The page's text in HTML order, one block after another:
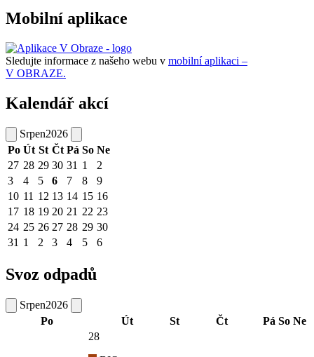
Mobilní aplikace
Sledujte informace z našeho webu v mobilní aplikaci –
V OBRAZE.
Kalendář akcí
Srpen2026
Po Út St Čt Pá So Ne
27 28 29 30 31 1
2
3
4 5 6 7 8
9
10 11 12 13 14 15 16
17 18 19 20 21 22 23
24 25 26 27 28 29 30
31 1 2 3 4 5 6
Svoz odpadů
Srpen2026
Po
Út St Čt Pá So Ne
28